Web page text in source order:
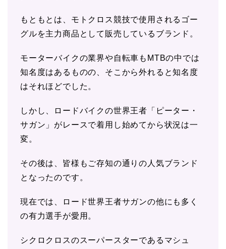
もともとは、モトクロス競技で使用されるゴー
グルを主力商品として販売しているブランド。
モーターバイクの業界や自転車もMTBの中では
知名度はあるものの、そこから外れると知名度
はそれほどでした。
しかし、ロードバイクの世界王者「ピーター・
サガン」がレースで着用し始めてから状況は一
変。
その後は、皆様もご存知の通りの人気ブランド
となったのです。
現在では、ロード世界王者サガンの他にも多く
の有力選手が愛用。
シクロクロスのスーパースターであるマシュ